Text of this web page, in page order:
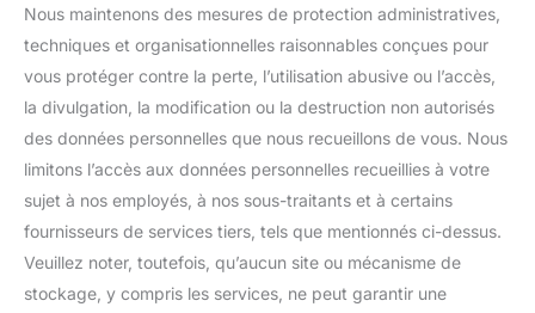
Nous maintenons des mesures de protection administratives,
techniques et organisationnelles raisonnables conçues pour
vous protéger contre la perte, l’utilisation abusive ou l’accès,
la divulgation, la modification ou la destruction non autorisés
des données personnelles que nous recueillons de vous. Nous
limitons l’accès aux données personnelles recueillies à votre
sujet à nos employés, à nos sous-traitants et à certains
fournisseurs de services tiers, tels que mentionnés ci-dessus.
Veuillez noter, toutefois, qu’aucun site ou mécanisme de
stockage, y compris les services, ne peut garantir une